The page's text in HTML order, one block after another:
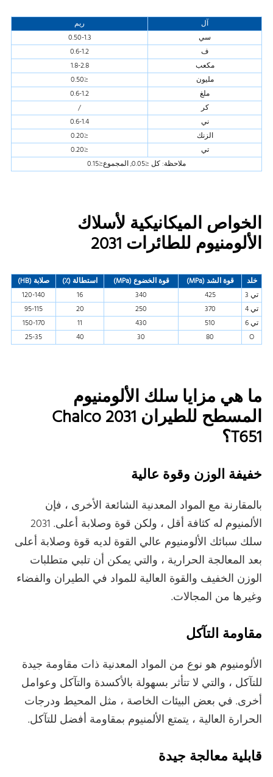
آل
ريم
سي
0.50-1.3
ف
0.6-1.2
مكعب
1.8-2.8
مليون
≤0.50
ملغ
0.6-1.2
كر
/
ني
0.6-1.4
الزنك
≤0.20
تي
≤0.20
ملاحظة: كل ≤0.05; المجموع≤0.15
الخواص الميكانيكية لأسلاك
الألومنيوم للطائرات 2031
خلد قوة الشد(MPa) قوة الخضوع(MPa) استطالة (٪) صلابة (HB)
تي 3
425
340
16
120-140
تي 4
370
250
20
95-115
تي 6
510
430
11
150-170
O
80
30
40
25-35
ما هي مزايا سلك الألومنيوم
المسطح للطيران Chalco 2031
T651؟
خفيفة الوزن وقوة عالية
بالمقارنة مع المواد المعدنية الشائعة الأخرى ، فإن
الألمنيوم له كثافة أقل ، ولكن قوة وصلابة أعلى. 2031
سلك سبائك الألومنيوم عالي القوة لديه قوة وصلابة أعلى
بعد المعالجة الحرارية ، والتي يمكن أن تلبي متطلبات
الوزن الخفيف والقوة العالية للمواد في الطيران والفضاء
وغيرها من المجالات.
مقاومة التآكل
الألومنيوم هو نوع من المواد المعدنية ذات مقاومة جيدة
للتآكل ، والتي لا تتأثر بسهولة بالأكسدة والتآكل وعوامل
أخرى. في بعض البيئات الخاصة ، مثل المحيط ودرجات
الحرارة العالية ، يتمتع الألمنيوم بمقاومة أفضل للتآكل.
قابلية معالجة جيدة